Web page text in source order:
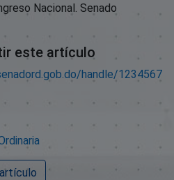
Nacional. Senado
este artículo
handle/1234567